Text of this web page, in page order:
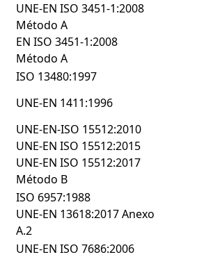
UNE-EN ISO 3451-1:2008
Método A
EN ISO 3451-1:2008
Método A
ISO 13480:1997
UNE-EN 1411:1996
UNE-EN-ISO 15512:2010
UNE-EN ISO 15512:2015
UNE-EN ISO 15512:2017
Método B
ISO 6957:1988
UNE-EN 13618:2017 Anexo
A.2
UNE-EN ISO 7686:2006